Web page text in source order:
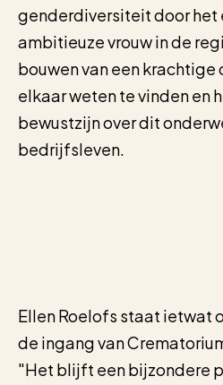
genderdiversiteit door het
ambitieuze vrouw in de
bouwen van een krachtige
elkaar weten te vinden en
bewustzijn over dit
bedrijfsleven.
Ellen Roelofs staat ietwat
de ingang van
"Het blijft een bijzondere